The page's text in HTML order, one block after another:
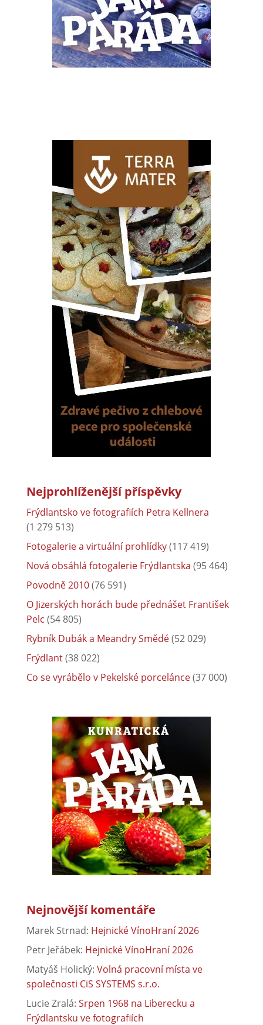
Nejprohlíženější příspěvky
Frýdlantsko ve fotografiích Petra Kellnera
(1 279 513)
Fotogalerie a virtuální prohlídky(117 419)
Nová obsáhlá fotogalerie Frýdlantska (95 464)
Povodně 2010(76 591)
O Jizerských horách bude přednášet František
Pelc (54 805)
Rybník Dubák a Meandry Smědé(52 029)
Frýdlant(38 022)
Co se vyrábělo v Pekelské porcelánce(37 000)
Nejnovější komentáře
Marek Strnad: Hejnické VínoHraní 2026
Petr Jeřábek: Hejnické VínoHraní 2026
Matyáš Holický: Volná pracovní místa ve
společnosti CiS SYSTEMS s.r.o.
Lucie Zralá: Srpen 1968 na Liberecku a
Frýdlantsku ve fotografiích